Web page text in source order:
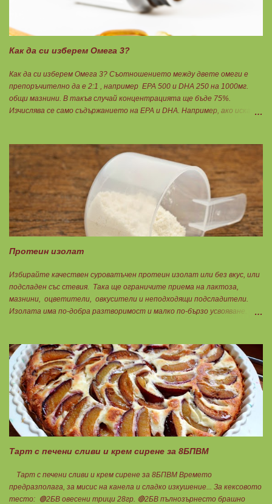
Как да си изберем Омега 3?
Как да си изберем Омега 3? Съотношението между двете омеги е
препоръчително да е 2:1 , например ЕРА 500 и DHA 250 на 1000мг.
общи мазнини. В такъв случай концентрацията ще бъде 75%.
Изчислява се само съдържанието на EPA и DHA. Например, ако искате
по-малко от 60%, което гарантира, че ще приемете по-малко
количество излишни мазнини като други омеги 6 и 9, и разни
наситени мазнини. Трябва да търсите на етикета от какви риби е
маслото. От по-дребни видове преработка е по-щадяща.
Технологията на пречистване и концентрация на рибеното масло до
омега-3 мастни киселини е различна. Крайната форма е или етил-
естерна от молекулярното пречистване, или триглицеридна чрез
обратен процес на реестеризация. Винаги избирайте
форма. И накрая е важно ...
Протеин изолат
Избирайте качествен суроватъчен протеин изолат или без вкус, или
подсладен със стевия. Така ще ограничите приема на лактоза,
мазнини, оцветители, овкусители и неподходящи подсладители.
Изолата има по-добра разтворимост и малко по-бързо усвояване.
филтрация при качествените продукти отстранява млечната захар
и по този начин се избягват проблемите със алергии, задържане на
вода, подуване на стомаха, диария или друг тип дискомфорт.
Тарт с печени сливи и крем сирене за 8БПВМ
Тарт с печени сливи и крем сирене за 8БПВМ Времето
предразполага, за мисис на канела и сладко изкушение... За кексовото
тесто: 🟢2БВ овесени трици 28гр. 🔴2БВ пълнозърнесто брашно